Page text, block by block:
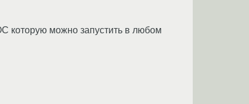
которую можно запустить в любом